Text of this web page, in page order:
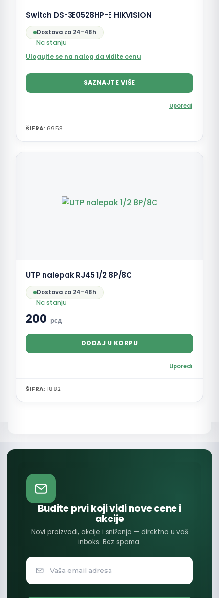
Switch DS-3E0528HP-E HIKVISION
Dostava za 24-48h
Na stanju
Ulogujte se na nalog da vidite cenu
SAZNAJTE VIŠE
Uporedi
ŠIFRA: 6953
UTP nalepak RJ45 1/2 8P/8C
Dostava za 24-48h
Na stanju
200 рсд
DODAJ U KORPU
Uporedi
ŠIFRA: 1882
Budite prvi koji vidi nove cene i
akcije
Novi proizvodi, akcije i sniženja — direktno u vaš
inboks. Bez spama.